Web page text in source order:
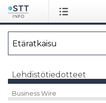
Lehdistötiedotteet
Business Wire